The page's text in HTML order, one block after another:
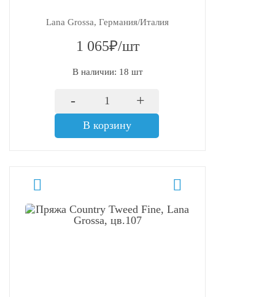
Lana Grossa, Германия/Италия
1 065₽/шт
В наличии: 18 шт
- +
В корзину